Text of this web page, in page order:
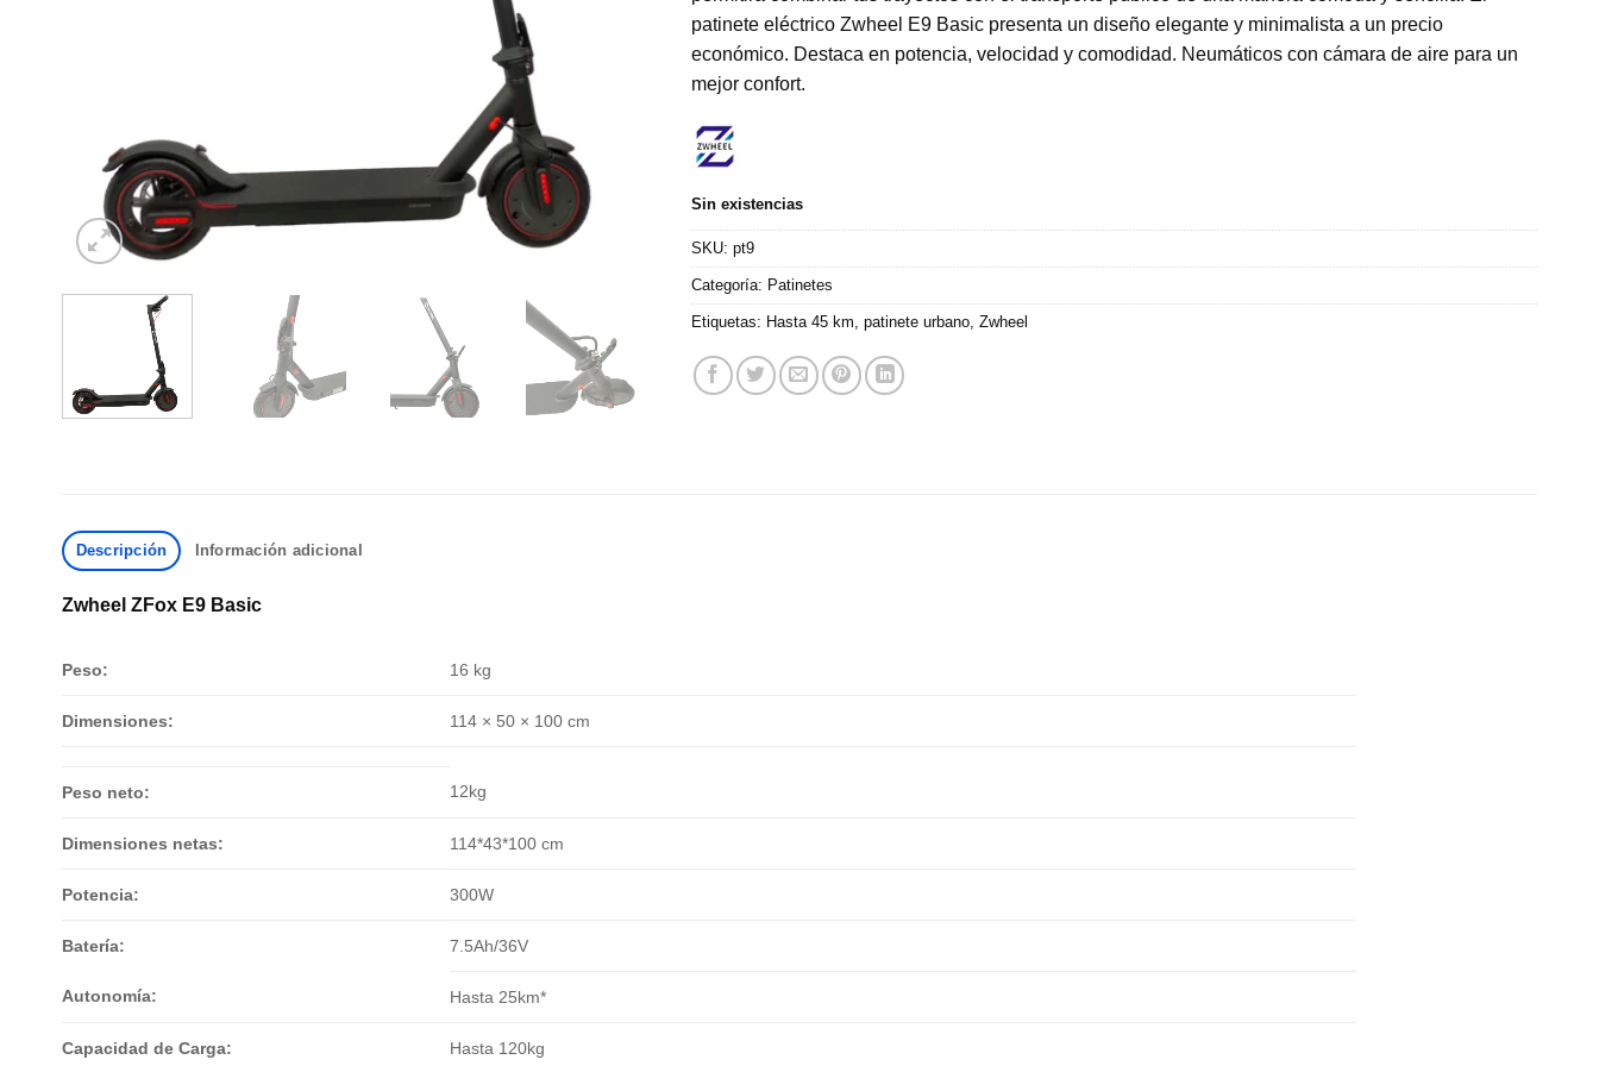
patinete eléctrico Zwheel E9 Basic presenta un diseño elegante y minimalista a un precio
económico. Destaca en potencia, velocidad y comodidad. Neumáticos con cámara de aire para un
mejor confort.
Sin existencias
SKU:pt9
Categoría: Patinetes
Etiquetas: Hasta 45 km ,patinete urbano ,Zwheel
Descripción Información adicional
Zwheel ZFox E9 Basic
Peso: 16 kg
Dimensiones: 114 × 50 × 100 cm
Peso neto: 12kg
Dimensiones netas: 114*43*100 cm
Potencia: 300W
Batería: 7.5Ah/36V
Autonomía: Hasta 25km*
Capacidad de Carga: Hasta 120kg